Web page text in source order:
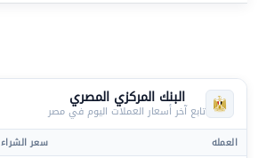
البنك المركزي المصري
تابع آخر أسعار العملات اليوم في مصر
العمله سعر الشراء